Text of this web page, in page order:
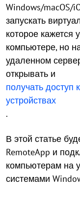
Windows/macOS/
запускать
которое кажется
компьютере, но
удаленном
открывать и
получать
устройствах
.
В этой статье
RemoteApp и
компьютерам на
системами